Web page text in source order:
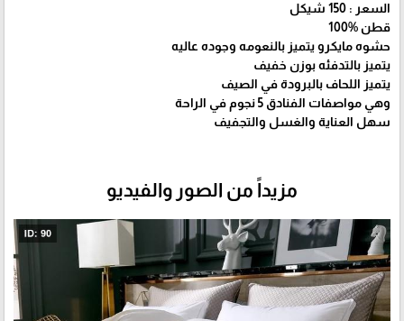
السعر : 150 شيكل
قطن 100‎%‎
حشوه مايكرو يتميز بالنعومه وجوده عاليه
يتميز بالتدفئه بوزن خفيف
يتميز اللحاف بالبرودة في الصيف
وهي مواصفات الفنادق 5 نجوم في الراحة
سهل العناية والغسل والتجفيف
مزيداً من الصور والفيديو